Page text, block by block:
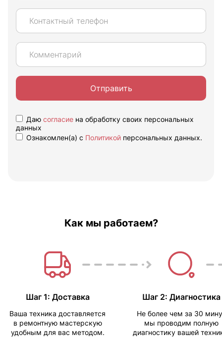
Отправить
Даю согласие на обработку своих персональных
данных
Ознакомлен(а) с Политикой персональных данных.
Как мы работаем?
Шаг 1: Доставка
Ваша техника доставляется
в ремонтную мастерскую
удобным для вас методом.
Шаг 2: Диагностика
Не более чем за 30
мы проводим полную
диагностику вашей